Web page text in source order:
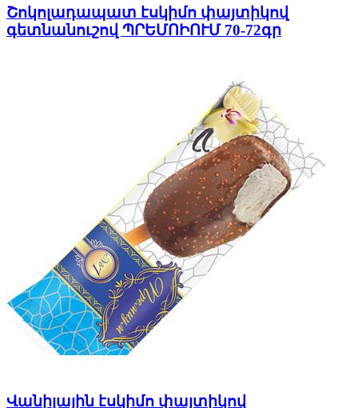
Շոկոլադապատ էսկիմո փայտիկով
գետնանուշով ՊՐԵՄՈԻՈՒՄ 70-72գր
Վանիլային էսկիմո փայտիկով